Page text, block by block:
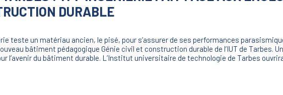
DURABLE
teste un matériau ancien, le pisé, pour s’assurer de ses performances
bâtiment pédagogique Génie civil et construction durable de l’IUT de Tarbes.
l’avenir du bâtiment durable. L’Institut universitaire de technologie de Tarbes